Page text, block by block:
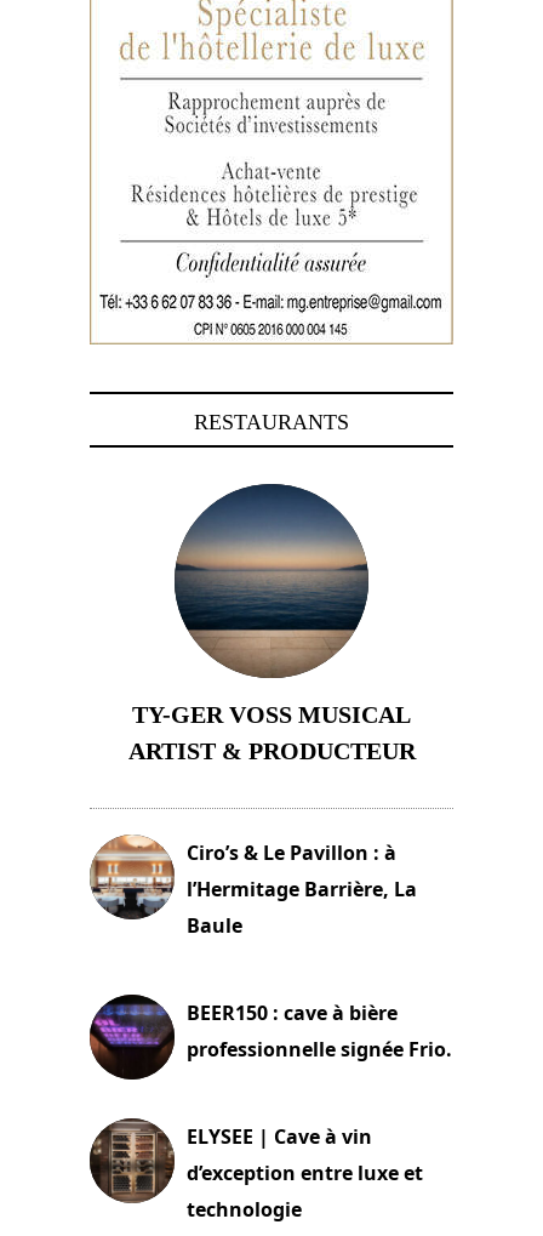
RESTAURANTS
TY-GER VOSS MUSICAL
ARTIST & PRODUCTEUR
Ciro’s & Le Pavillon : à
l’Hermitage Barrière, La
Baule
BEER150 : cave à bière
professionnelle signée Frio.
ELYSEE | Cave à vin
d’exception entre luxe et
technologie